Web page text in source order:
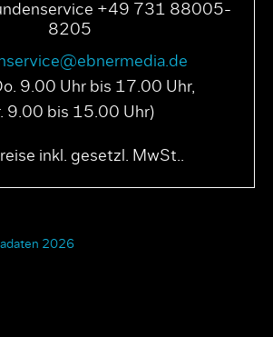
+49 731 88005-
8205
9.00 Uhr bis 17.00 Uhr,
9.00 bis 15.00 Uhr)
inkl. gesetzl. MwSt..
2026